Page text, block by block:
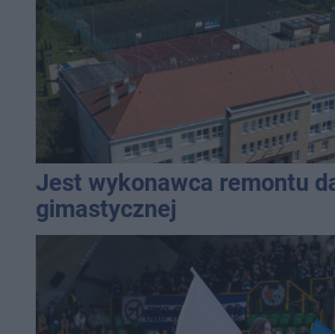
Jest wykonawca remontu
gimastycznej